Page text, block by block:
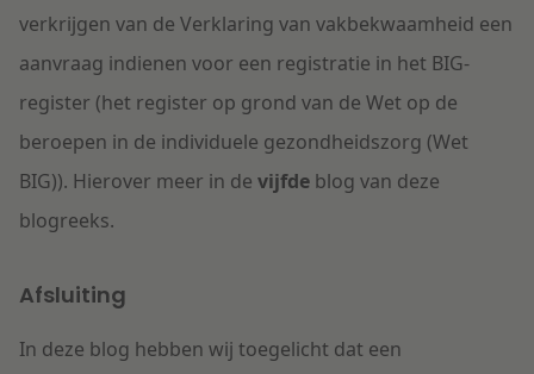
verkrijgen van de Verklaring van vakbekwaamheid een
aanvraag indienen voor een registratie in het BIG-
register (het register op grond van de Wet op de
beroepen in de individuele gezondheidszorg (Wet
BIG)). Hierover meer in de vijfde blog van deze
blogreeks.
Afsluiting
In deze blog hebben wij toegelicht dat een